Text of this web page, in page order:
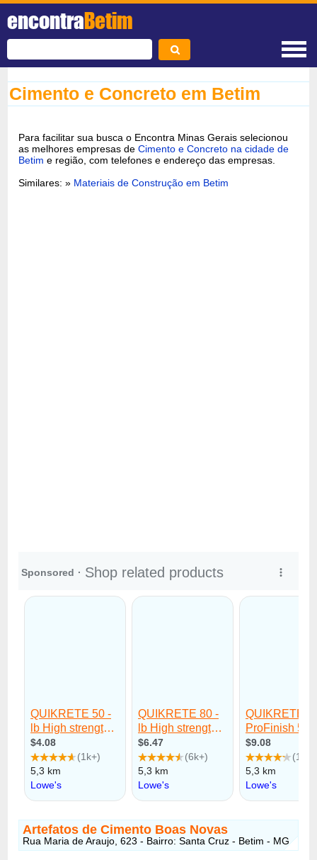
encontraBetim
Cimento e Concreto em Betim
Para facilitar sua busca o Encontra Minas Gerais selecionou
as melhores empresas deCimento e Concreto na cidade de
Betim e região, com telefones e endereço das empresas.
Similares: » Materiais de Construção em Betim
Artefatos de Cimento Boas Novas
Rua Maria de Araujo, 623 - Bairro: Santa Cruz - Betim - MG